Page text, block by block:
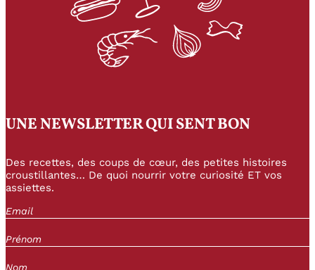
UNE NEWSLETTER QUI SENT BON
Des recettes, des coups de cœur, des petites histoires
croustillantes… De quoi nourrir votre curiosité ET vos
assiettes.